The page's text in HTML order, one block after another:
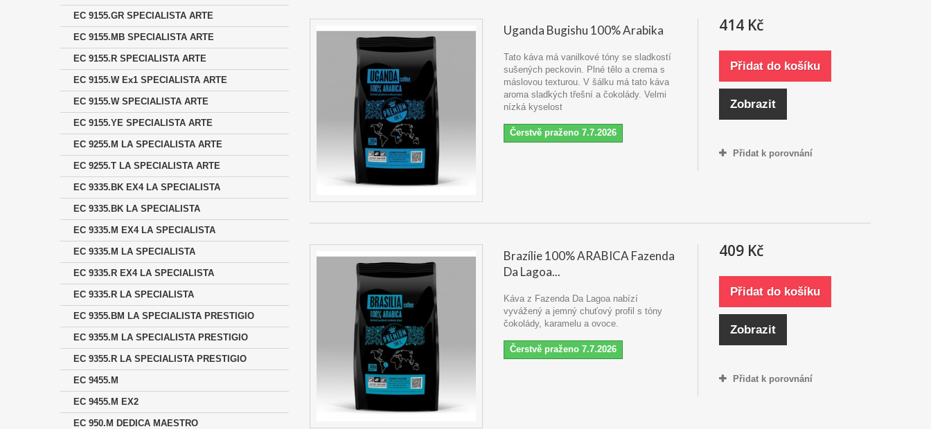
EC 9155.GR SPECIALISTA ARTE
EC 9155.MB SPECIALISTA ARTE
EC 9155.R SPECIALISTA ARTE
EC 9155.W Ex1 SPECIALISTA ARTE
EC 9155.W SPECIALISTA ARTE
EC 9155.YE SPECIALISTA ARTE
EC 9255.M LA SPECIALISTA ARTE
EC 9255.T LA SPECIALISTA ARTE
EC 9335.BK EX4 LA SPECIALISTA
EC 9335.BK LA SPECIALISTA
EC 9335.M EX4 LA SPECIALISTA
EC 9335.M LA SPECIALISTA
EC 9335.R EX4 LA SPECIALISTA
EC 9335.R LA SPECIALISTA
EC 9355.BM LA SPECIALISTA PRESTIGIO
EC 9355.M LA SPECIALISTA PRESTIGIO
EC 9355.R LA SPECIALISTA PRESTIGIO
EC 9455.M
EC 9455.M EX2
EC 950.M DEDICA MAESTRO
Uganda Bugishu 100% Arabika
Tato káva má vanilkové tóny se sladkostí
sušených peckovin. Plné tělo a crema s
máslovou texturou. V šálku má tato káva
aroma sladkých třešní a čokolády. Velmi
nízká kyselost
Čerstvě praženo 7.7.2026
414 Kč
Přidat do košíku
Zobrazit
Přidat k porovnání
Brazílie 100% ARABICA Fazenda
Da Lagoa...
Káva z Fazenda Da Lagoa nabízí
vyvážený a jemný chuťový profil s tóny
čokolády, karamelu a ovoce.
Čerstvě praženo 7.7.2026
409 Kč
Přidat do košíku
Zobrazit
Přidat k porovnání